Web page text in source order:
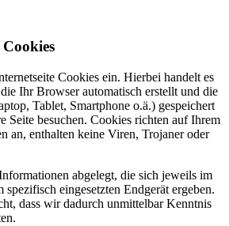
Cookies
Cookies ein. Hierbei handelt es
Ihr Browser automatisch erstellt und die
Tablet, Smartphone o.ä.) gespeichert
Seite besuchen. Cookies richten auf Ihrem
an, enthalten keine Viren, Trojaner oder
abgelegt, die sich jeweils im
spezifisch eingesetzten Endgerät ergeben.
dass wir dadurch unmittelbar Kenntnis